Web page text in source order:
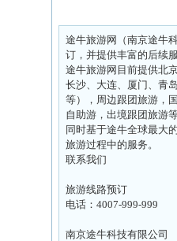
途牛旅游网（南京途牛
订，并提供丰富的后续
途牛旅游网目前提供北
长沙、大连、厦门、青
等），周边跟团旅游，
自助游，出境跟团旅游等
同时基于途牛全球最大
旅游过程中的服务。
联系我们
旅游线路预订
电话：4007-999-999
南京途牛科技有限公司